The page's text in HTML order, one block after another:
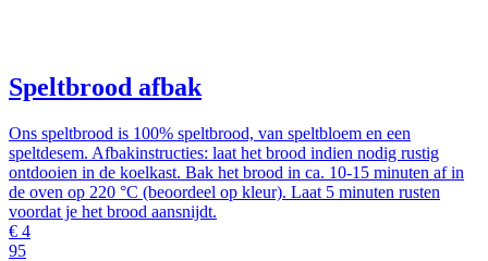
Speltbrood afbak
Ons speltbrood is 100% speltbrood, van speltbloem en een
speltdesem. Afbakinstructies: laat het brood indien nodig rustig
ontdooien in de koelkast. Bak het brood in ca. 10-15 minuten af in
de oven op 220 °C (beoordeel op kleur). Laat 5 minuten rusten
voordat je het brood aansnijdt.
€ 4
95